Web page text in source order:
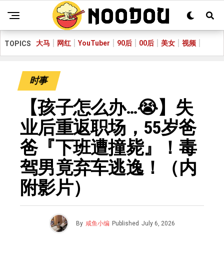
TOPICS 大马 网红 YouTuber 90后 00后 美女 视频
时事
【孩子怎么办…😭】失
业后重返职场，55岁爸
爸『下班遭撞毙』！毒
驾男竟弃车逃逸！（内
附影片）
By 咸鱼小编 Published July 6, 2026